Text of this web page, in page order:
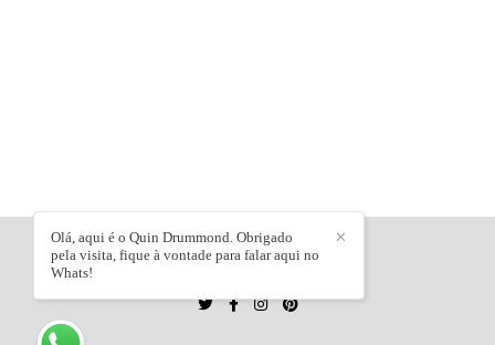
QUIN DRUMMOND CONTATO
✕
Olá, aqui é o Quin Drummond. Obrigado
pela visita, fique à vontade para falar aqui no
Whats!